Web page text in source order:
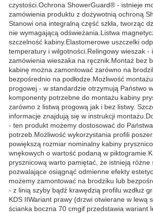
czystości.Ochrona ShowerGuard® - istnieje
zamówienia produktu z dożywotnią ochroną
Stanowi ona integralną część szkła, tworząc
nie wymagającą odświeżania.Listwa
szczelność kabiny.Elastomerowe uszczelki
temperatury i wilgotności.Relingowy wieszak -
zamówienia wieszaka na ręcznik.Montaż bez
kabinę można zamontować zarówno na
bezpośrednio na podłodze.Możliwość
progowej - w standardzie otrzymują Państwo
komponenty potrzebne do montażu kabiny
zarówno z listwą progową jak i bez listwy.
informacje znajdują się w instrukcji
- ten produkt możemy dostosować do
potrzeb.Możliwość wykorzystania profili
powiększą rozmiar nominalny kabiny
wnękowych o wartość podaną w
prysznicową warto pamiętać, że istnieją różne
pozwalające osiągnąć odmienne efekty
możemy zamontować na brodziku lub
- z linią szyby bądź krawędzią profilu wzdłuż
KDS IIWariant prawy (drzwi otwierane w lewą
ścianka boczna 70 cmgif przedstawia wariant